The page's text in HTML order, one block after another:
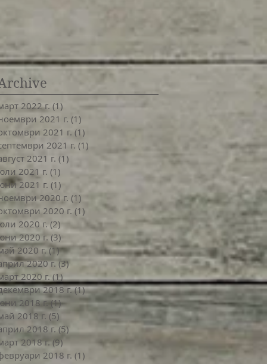
2022 г. (1) 1 публикация
2021 г. (1)
2021 г. (1)
2021 г. (1)
2021 г. (1)
2021 г. (1)
2021 г. (1)
2020 г. (1) 1 публикация
2020 г. (1) 1 публикация
2020 г. (2) 2 публикации
2020 г. (3)3 публикации
2020 г.(1)1 публикация
2020 г. (3)3 публикации
2020 г. (1)1 публикация
2018 г.(1)1 публикация
2018 г. (1)1 публикация
2018 г. (5) 5 публикации
2018 г. (5) 5 публикации
2018 г. (9)9 публикации
2018 г. (1)